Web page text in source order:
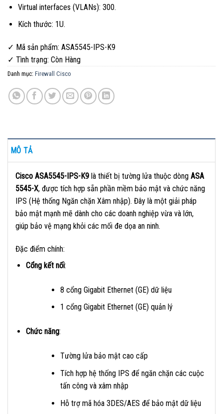
Virtual interfaces (VLANs): 300.
Kích thước: 1U.
✓ Mã sản phẩm: ASA5545-IPS-K9
✓ Tình trạng: Còn Hàng
Danh mục: Firewall Cisco
MÔ TẢ
Cisco ASA5545-IPS-K9 là thiết bị tường lửa thuộc dòng ASA
5545-X, được tích hợp sẵn phần mềm bảo mật và chức năng
IPS (Hệ thống Ngăn chặn Xâm nhập). Đây là một giải pháp
bảo mật mạnh mẽ dành cho các doanh nghiệp vừa và lớn,
giúp bảo vệ mạng khỏi các mối đe dọa an ninh.
Đặc điểm chính:
Cổng kết nối:
8 cổng Gigabit Ethernet (GE) dữ liệu
1 cổng Gigabit Ethernet (GE) quản lý
Chức năng:
Tường lửa bảo mật cao cấp
Tích hợp hệ thống IPS để ngăn chặn các cuộc
tấn công và xâm nhập
Hỗ trợ mã hóa 3DES/AES để bảo mật dữ liệu